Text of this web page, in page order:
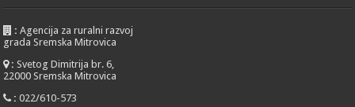
:Agencija za ruralni razvoj
grada Sremska Mitrovica
: Svetog Dimitrija br. 6,
22000 Sremska Mitrovica
:022/610-573